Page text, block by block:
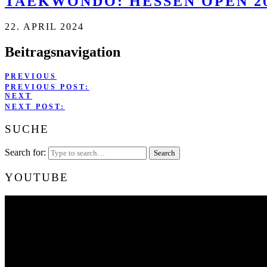
22. APRIL 2024
Beitragsnavigation
PREVIOUS
PREVIOUS POST:
NEXT
NEXT POST:
SUCHE
Search for:
YOUTUBE